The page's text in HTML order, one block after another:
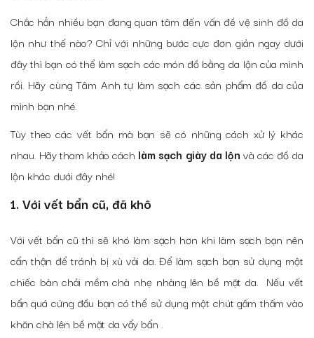
Chắc hẳn nhiều bạn đang quan tâm đến vấn đề vệ sinh đồ da
lộn như thế nào? Chỉ với những bước cực đơn giản ngay dưới
đây thì bạn có thể làm sạch các món đồ bằng da lộn của mình
rồi. Hãy cùng Tâm Anh tự làm sạch các sản phẩm đồ da của
mình bạn nhé.
Tùy theo các vết bẩn mà bạn sẽ có những cách xử lý khác
nhau. Hãy tham khảo cách làm sạch giày da lộn và các đồ da
lộn khác dưới đây nhé!
1. Với vết bẩn cũ, đã khô
Với vết bẩn cũ thì sẽ khó làm sạch hơn khi làm sạch bạn nên
cẩn thận để tránh bị xù vải da. Để làm sạch bạn sử dụng một
chiếc bàn chải mềm chà nhẹ nhàng lên bề mặt da. Nếu vết
bẩn quá cứng đầu bạn có thể sử dụng một chút gấm thấm vào
khăn chà lên bề mặt da vẩy bẩn .